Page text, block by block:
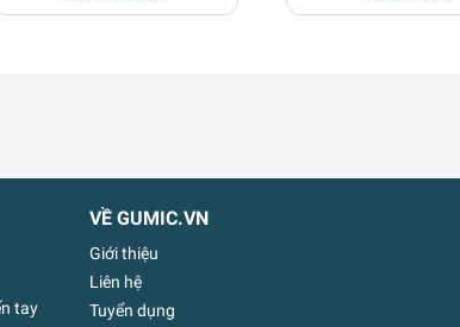
tay
VỀ GUMIC.VN
Giới thiệu
Liên hệ
Tuyển dụng